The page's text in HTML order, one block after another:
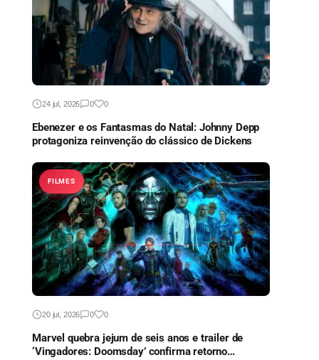
24 jul, 2026 0 0
Ebenezer e os Fantasmas do Natal: Johnny Depp
protagoniza reinvenção do clássico de Dickens
FILMES
20 jul, 2026 0 0
Marvel quebra jejum de seis anos e trailer de
‘Vingadores: Doomsday’ confirma retorno